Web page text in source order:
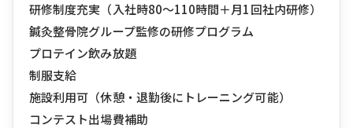
研修制度充実（入社時80〜110時間＋月1回社内研修）
鍼灸整骨院グループ監修の研修プログラム
プロテイン飲み放題
制服支給
施設利用可（休憩・退勤後にトレーニング可能）
コンテスト出場費補助